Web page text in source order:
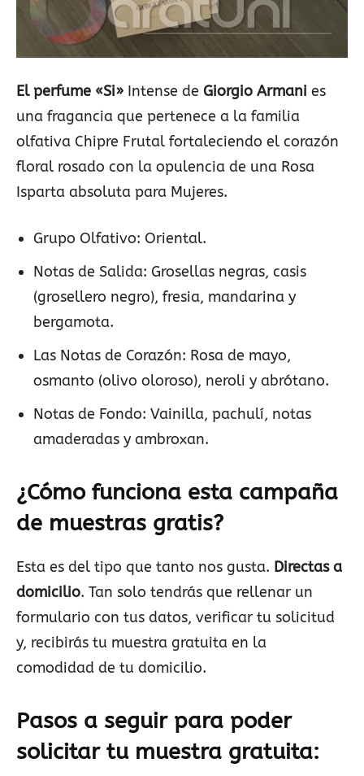
El perfume «Si» Intense de Giorgio Armani es
una fragancia que pertenece a la familia
olfativa Chipre Frutal fortaleciendo el corazón
floral rosado con la opulencia de una Rosa
Isparta absoluta para Mujeres.
Grupo Olfativo: Oriental.
Notas de Salida: Grosellas negras, casis
(grosellero negro), fresia, mandarina y
bergamota.
Las Notas de Corazón: Rosa de mayo,
osmanto (olivo oloroso), neroli y abrótano.
Notas de Fondo: Vainilla, pachulí, notas
amaderadas y ambroxan.
¿Cómo funciona esta campaña
de muestras gratis?
Esta es del tipo que tanto nos gusta. Directas a
domicilio. Tan solo tendrás que rellenar un
formulario con tus datos, verificar tu solicitud
y, recibirás tu muestra gratuita en la
comodidad de tu domicilio.
Pasos a seguir para poder
solicitar tu muestra gratuita: